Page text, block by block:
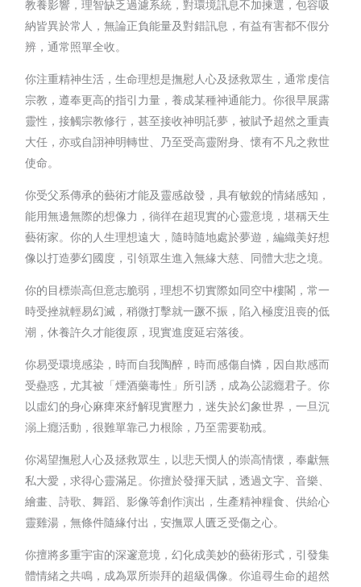
教養影響，理智缺乏過濾系統，對環境訊息不加揀選，包容吸
納皆異於常人，無論正負能量及對錯訊息，有益有害都不假分
辨，通常照單全收。
你注重精神生活，生命理想是撫慰人心及拯救眾生，通常虔信
宗教，遵奉更高的指引力量，養成某種神通能力。你很早展露
靈性，接觸宗教修行，甚至接收神明託夢，被賦予超然之重責
大任，亦或自詡神明轉世、乃至受高靈附身、懷有不凡之救世
使命。
你受父系傳承的藝術才能及靈感啟發，具有敏銳的情緒感知，
能用無邊無際的想像力，徜徉在超現實的心靈意境，堪稱天生
藝術家。你的人生理想遠大，隨時隨地處於夢遊，編織美好想
像以打造夢幻國度，引領眾生進入無緣大慈、同體大悲之境。
你的目標崇高但意志脆弱，理想不切實際如同空中樓閣，常一
時受挫就輕易幻滅，稍微打擊就一蹶不振，陷入極度沮喪的低
潮，休養許久才能復原，現實進度延宕落後。
你易受環境感染，時而自我陶醉，時而感傷自憐，因自欺感而
受蠱惑，尤其被「煙酒藥毒性」所引誘，成為公認癮君子。你
以虛幻的身心麻痺來紓解現實壓力，迷失於幻象世界，一旦沉
溺上癮活動，很難單靠己力根除，乃至需要勒戒。
你渴望撫慰人心及拯救眾生，以悲天憫人的崇高情懷，奉獻無
私大愛，求得心靈滿足。你擅於發揮天賦，透過文字、音樂、
繪畫、詩歌、舞蹈、影像等創作演出，生產精神糧食、供給心
靈雞湯，無條件隨緣付出，安撫眾人匱乏受傷之心。
你擅將多重宇宙的深邃意境，幻化成美妙的藝術形式，引發集
體情緒之共鳴，成為眾所崇拜的超級偶像。你追尋生命的超然